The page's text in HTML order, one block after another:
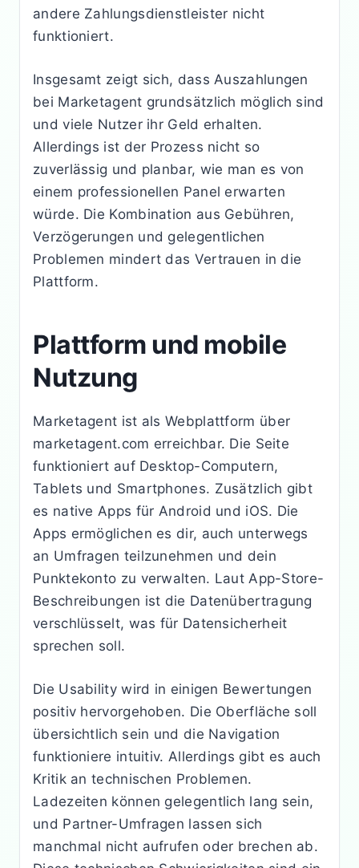
andere Zahlungsdienstleister nicht
funktioniert.
Insgesamt zeigt sich, dass Auszahlungen
bei Marketagent grundsätzlich möglich sind
und viele Nutzer ihr Geld erhalten.
Allerdings ist der Prozess nicht so
zuverlässig und planbar, wie man es von
einem professionellen Panel erwarten
würde. Die Kombination aus Gebühren,
Verzögerungen und gelegentlichen
Problemen mindert das Vertrauen in die
Plattform.
Plattform und mobile
Nutzung
Marketagent ist als Webplattform über
marketagent.com erreichbar. Die Seite
funktioniert auf Desktop-Computern,
Tablets und Smartphones. Zusätzlich gibt
es native Apps für Android und iOS. Die
Apps ermöglichen es dir, auch unterwegs
an Umfragen teilzunehmen und dein
Punktekonto zu verwalten. Laut App-Store-
Beschreibungen ist die Datenübertragung
verschlüsselt, was für Datensicherheit
sprechen soll.
Die Usability wird in einigen Bewertungen
positiv hervorgehoben. Die Oberfläche soll
übersichtlich sein und die Navigation
funktioniere intuitiv. Allerdings gibt es auch
Kritik an technischen Problemen.
Ladezeiten können gelegentlich lang sein,
und Partner-Umfragen lassen sich
manchmal nicht aufrufen oder brechen ab.